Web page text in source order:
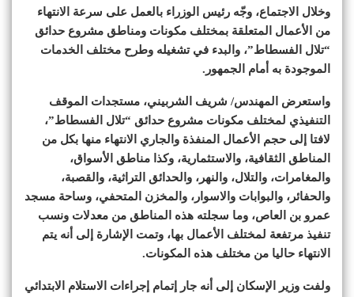
وخلال الاجتماع، وجّه رئيس الوزراء بالعمل على سرعة الانتهاء
من الأعمال المتعلقة بمختلف مكونات ومناطق مشروع حدائق
“تلال الفسطاط”، والبدء في تشغيله وطرح مختلف الخدمات
الموجودة به أمام الجمهور.
واستعرض المهندس/ شريف الشربيني، مستجدات الموقف
التنفيذي لمختلف مكونات مشروع حدائق “تلال الفسطاط”،
لافتا إلى حجم الأعمال المنفذة والجاري الانتهاء منها بكل من
المناطق الثقافية، والاستثمارية، وكذا مناطق الأسواق،
والمغامرات، والتلال، والنهر، والحدائق التراثية، والقصبة،
والحفائر، والبوابات والاسوار، والمخزن المتحفي، وساحة مسجد
عمرو بن العاص، وما سجلته هذه المناطق من معدلات ونسب
تنفيذ مرتفعة لمختلف الأعمال بها، وتمت الإشارة إلى أنه يتم
الانتهاء حاليا من مختلف هذه المكونات.
ولفت وزير الإسكان إلى أنه جار إتمام إجراءات الاستلام الابتدائي